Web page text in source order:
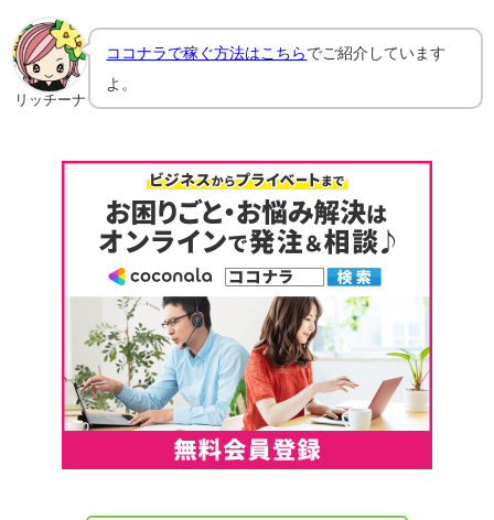
リッチーナ
ココナラで稼ぐ方法はこちら でご紹介しています
よ。